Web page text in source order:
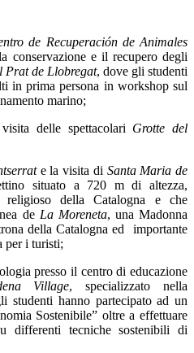
de Recuperación de Animales
conservazione e il recupero degli
Prat de Llobregat, dove gli studenti
in prima persona in workshop sul
marino;
delle spettacolari Grotte del
e la visita di Santa Maria de
situato a 720 m di altezza,
della Catalogna e che
de La Moreneta, una Madonna
della Catalogna ed
importante
per i turisti;
presso il centro di educazione
Village, specializzato nella
studenti hanno partecipato ad un
Sostenibile” oltre a effettuare
differenti tecniche sostenibili di